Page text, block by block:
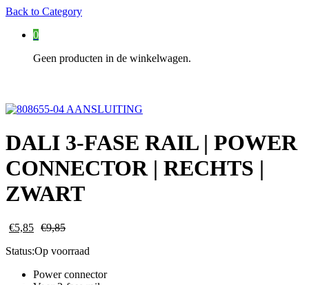
Back to Category
0
Geen producten in de winkelwagen.
DALI 3-FASE RAIL | POWER
CONNECTOR | RECHTS |
ZWART
€5,85 €9,85
Status:Op voorraad
Power connector